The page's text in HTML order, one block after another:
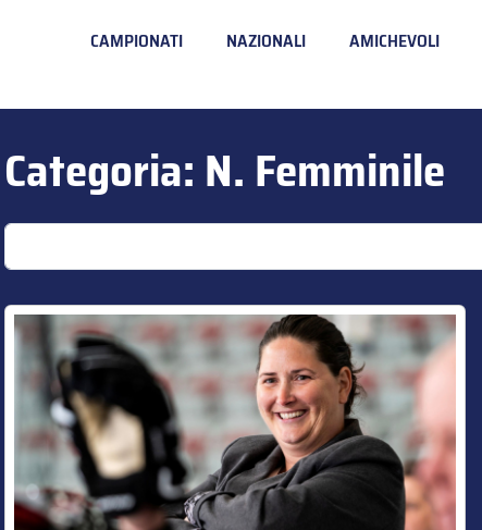
CAMPIONATI NAZIONALI AMICHEVOLI
Categoria: N. Femminile